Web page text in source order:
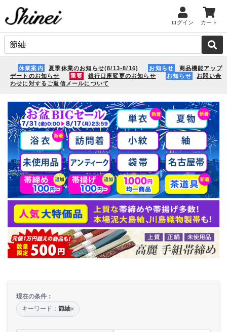
ログイン カート
休業案内 夏季休業のお知らせ(8/13-8/16) お知らせ
商品機能アップ
デートのお知らせ
重要 銀行口座変更のお知らせ お知らせ
お問い合
わせに対するご返信メールについて
現在の条件：
キーワード： 節紬×